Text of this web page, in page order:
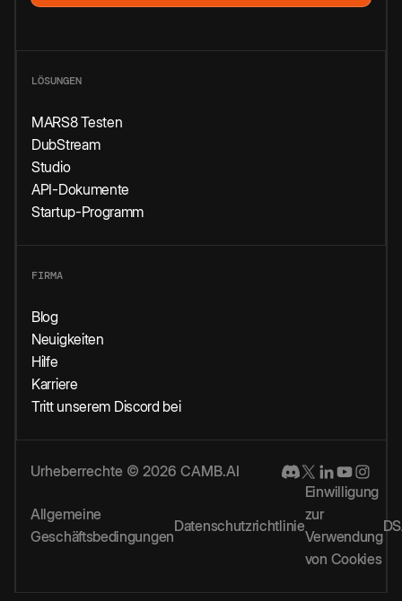
LÖSUNGEN
MARS8 Testen
DubStream
Studio
API-Dokumente
Startup-Programm
FIRMA
Blog
Neuigkeiten
Hilfe
Karriere
Tritt unserem Discord bei
Urheberrechte © 2026 CAMB.AI
Allgemeine
Geschäftsbedingungen
Datenschutzrichtlinie
Einwilligung
zur
Verwendung
von Cookies